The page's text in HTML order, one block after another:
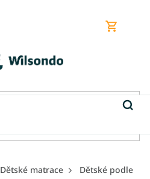
Nákupní
Dětské matrace
Dětské podle